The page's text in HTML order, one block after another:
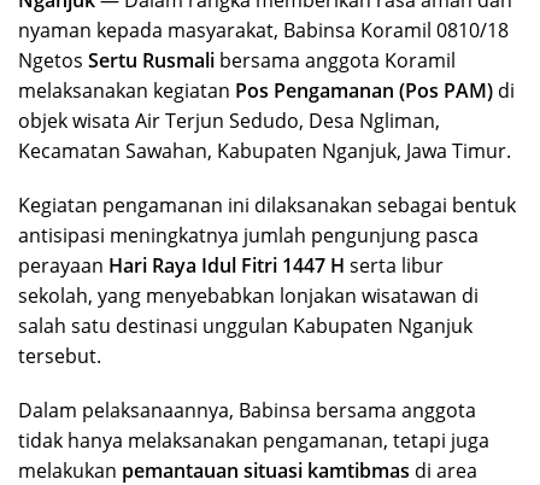
nyaman kepada masyarakat, Babinsa Koramil 0810/18
Ngetos Sertu Rusmali bersama anggota Koramil
melaksanakan kegiatan Pos Pengamanan (Pos PAM) di
objek wisata Air Terjun Sedudo, Desa Ngliman,
Kecamatan Sawahan, Kabupaten Nganjuk, Jawa Timur.
Kegiatan pengamanan ini dilaksanakan sebagai bentuk
antisipasi meningkatnya jumlah pengunjung pasca
perayaan Hari Raya Idul Fitri 1447 H serta libur
sekolah, yang menyebabkan lonjakan wisatawan di
salah satu destinasi unggulan Kabupaten Nganjuk
tersebut.
Dalam pelaksanaannya, Babinsa bersama anggota
tidak hanya melaksanakan pengamanan, tetapi juga
melakukan pemantauan situasi kamtibmas di area